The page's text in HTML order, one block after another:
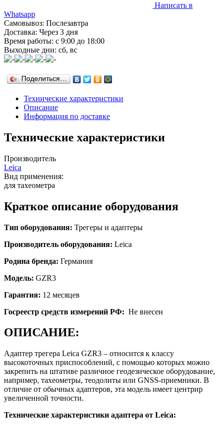
Написать в
Whatsapp
Самовывоз: Послезавтра
Доставка: Через 3 дня
Время работы: с 9:00 до 18:00
Выходные дни: сб, вс
Поделиться…
Технические характеристики
Описание
Информация по доставке
Технические характеристики
Производитель
Leica
Вид применения:
для тахеометра
Краткое описание оборудования
Тип оборудования: Трегеры и адаптеры
Производитель оборудования: Leica
Родина бренда: Германия
Модель: GZR3
Гарантия: 12 месяцев
Госреестр средств измерений РФ: Не внесен
ОПИСАНИЕ:
Адаптер трегера Leica GZR3 – относится к классу
высокоточных приспособлений, с помощью которых можно
закрепить на штативе различное геодезическое оборудование,
например, тахеометры, теодолиты или GNSS-приемники. В
отличие от обычных адаптеров, эта модель имеет центрир
увеличенной точности.
Технические характеристики адаптера от Leica: